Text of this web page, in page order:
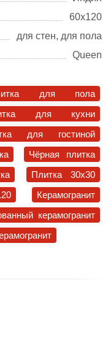
60х120
для стен, для пола
Queen
для пола
для кухни
для гостиной
Чёрная плитка
Плитка 30x30
Керамогранит
керамогранит